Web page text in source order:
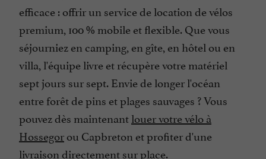
efficace : offrir un service de location de vélos
premium, 100 % mobile et flexible. Que vous
séjourniez en camping, en gîte, en hôtel ou en
villa, l'équipe livre et récupère votre matériel
sept jours sur sept. Envie de longer l'océan
entre forêt de pins et plages sauvages ? Vous
pouvez dès maintenantlouer votre vélo à
Hossegorou Capbreton et profiter d'une
livraison directement sur place.